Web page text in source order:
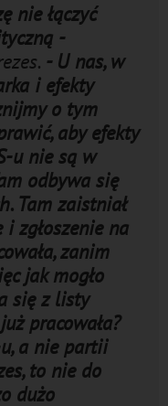
nie łączyć
-
- U nas, w
i efekty
o tym
aby efekty
u nie są w
odbywa się
Tam zaistniał
zgłoszenie na
zanim
jak mogło
się z listy
pracowała?
a nie partii
to nie do
dużo